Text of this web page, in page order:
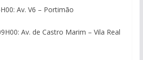
Av. V6 – Portimão
Av. de Castro Marim – Vila Real